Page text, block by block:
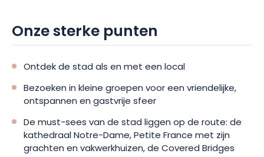
Onze sterke punten
Ontdek de stad als en met een local
Bezoeken in kleine groepen voor een vriendelijke,
ontspannen en gastvrije sfeer
De must-sees van de stad liggen op de route: de
kathedraal Notre-Dame, Petite France met zijn
grachten en vakwerkhuizen, de Covered Bridges